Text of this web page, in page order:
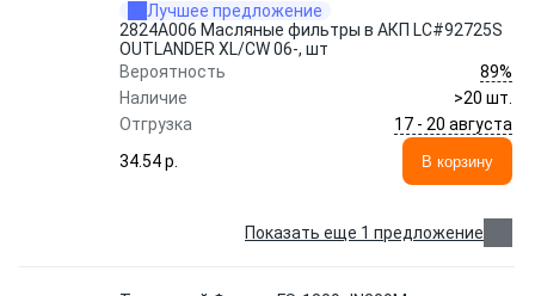
Лучшее предложение
2824A006 Масляные фильтры в АКП LC#92725S
OUTLANDER XL/CW 06-, шт
Вероятность
89%
Наличие
>20 шт.
Отгрузка
17 - 20 августа
34.54 p.
В корзину
Показать еще 1 предложение